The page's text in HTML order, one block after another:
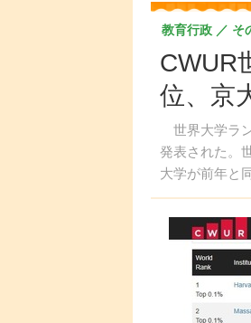
CWUR
位、京
世界大学ラ
発表された。
大学が前年と
教育行政 そ